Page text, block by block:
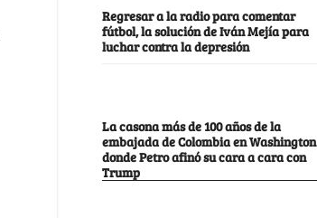
Regresar a la radio para comentar
fútbol, la solución de Iván Mejía para
luchar contra la depresión
La casona más de 100 años de la
embajada de Colombia en Washington
donde Petro afinó su cara a cara con
Trump